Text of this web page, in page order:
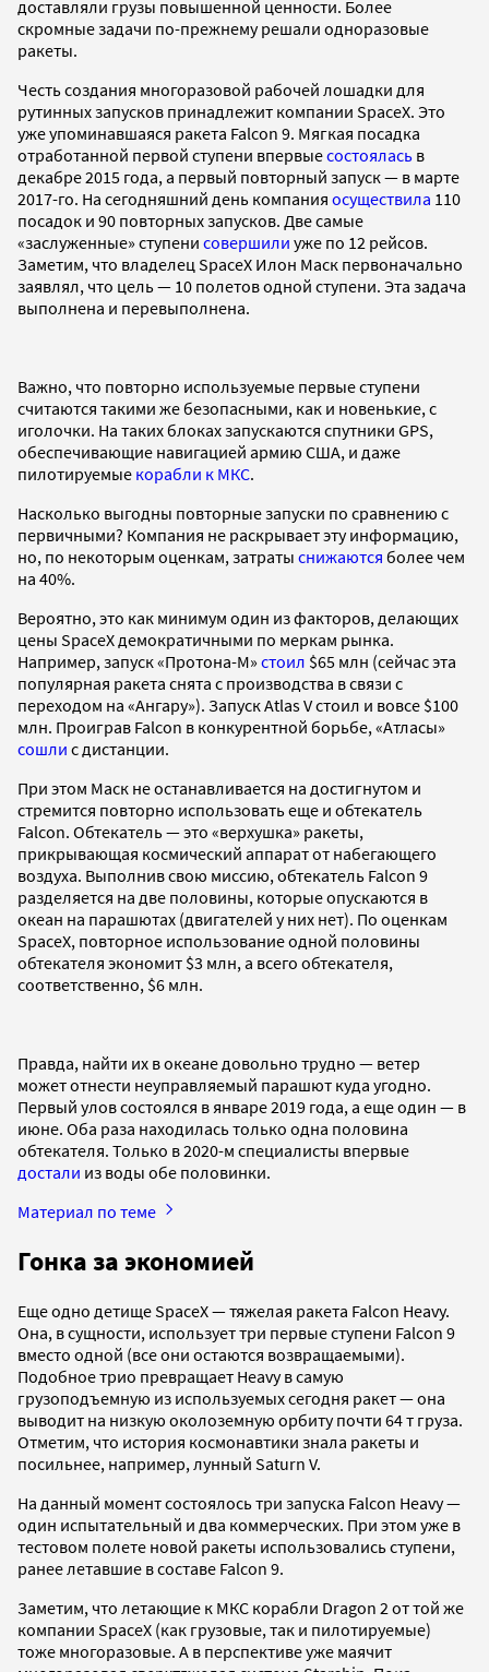
доставляли грузы повышенной ценности. Более
скромные задачи по-прежнему решали одноразовые
ракеты.
Честь создания многоразовой рабочей лошадки для
рутинных запусков принадлежит компании SpaceX. Это
уже упоминавшаяся ракета Falcon 9. Мягкая посадка
отработанной первой ступени впервыесостоялась в
декабре 2015 года, а первый повторный запуск — в марте
2017-го. На сегодняшний день компания осуществила 110
посадок и 90 повторных запусков. Две самые
«заслуженные» ступени совершили уже по 12 рейсов.
Заметим, что владелец SpaceX Илон Маск первоначально
заявлял, что цель — 10 полетов одной ступени. Эта задача
выполнена и перевыполнена.
Важно, что повторно используемые первые ступени
считаются такими же безопасными, как и новенькие, с
иголочки. На таких блоках запускаются спутники GPS,
обеспечивающие навигацией армию США, и даже
пилотируемые корабли к МКС.
Насколько выгодны повторные запуски по сравнению с
первичными? Компания не раскрывает эту информацию,
но, по некоторым оценкам, затраты снижаются более чем
на 40%.
Вероятно, это как минимум один из факторов, делающих
цены SpaceX демократичными по меркам рынка.
Например, запуск «Протона-М» стоил $65 млн (сейчас эта
популярная ракета снята с производства в связи с
переходом на «Ангару»). Запуск Atlas V стоил и вовсе $100
млн. Проиграв Falcon в конкурентной борьбе, «Атласы»
сошли с дистанции.
При этом Маск не останавливается на достигнутом и
стремится повторно использовать еще и обтекатель
Falcon. Обтекатель — это «верхушка» ракеты,
прикрывающая космический аппарат от набегающего
воздуха. Выполнив свою миссию, обтекатель Falcon 9
разделяется на две половины, которые опускаются в
океан на парашютах (двигателей у них нет). По оценкам
SpaceX, повторное использование одной половины
обтекателя экономит $3 млн, а всего обтекателя,
соответственно, $6 млн.
Правда, найти их в океане довольно трудно — ветер
может отнести неуправляемый парашют куда угодно.
Первый улов состоялся в январе 2019 года, а еще один — в
июне. Оба раза находилась только одна половина
обтекателя. Только в 2020-м специалисты впервые
достали из воды обе половинки.
Материал по теме
Гонка за экономией
Еще одно детище SpaceX — тяжелая ракета Falcon Heavy.
Она, в сущности, использует три первые ступени Falcon 9
вместо одной (все они остаются возвращаемыми).
Подобное трио превращает Heavy в самую
грузоподъемную из используемых сегодня ракет — она
выводит на низкую околоземную орбиту почти 64 т груза.
Отметим, что история космонавтики знала ракеты и
посильнее, например, лунный Saturn V.
На данный момент состоялось три запуска Falcon Heavy —
один испытательный и два коммерческих. При этом уже в
тестовом полете новой ракеты использовались ступени,
ранее летавшие в составе Falcon 9.
Заметим, что летающие к МКС корабли Dragon 2 от той же
компании SpaceX (как грузовые, так и пилотируемые)
тоже многоразовые. А в перспективе уже маячит